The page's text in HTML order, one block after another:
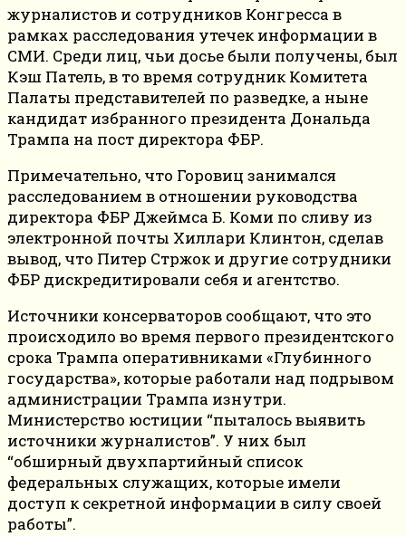
журналистов и сотрудников Конгресса в
рамках расследования утечек информации в
СМИ. Среди лиц, чьи досье были получены, был
Кэш Патель, в то время сотрудник Комитета
Палаты представителей по разведке, а ныне
кандидат избранного президента Дональда
Трампа на пост директора ФБР.
Примечательно, что Горовиц занимался
расследованием в отношении руководства
директора ФБР Джеймса Б. Коми по сливу из
электронной почты Хиллари Клинтон, сделав
вывод, что Питер Стржок и другие сотрудники
ФБР дискредитировали себя и агентство.
Источники консерваторов сообщают, что это
происходило во время первого президентского
срока Трампа оперативниками «Глубинного
государства», которые работали над подрывом
администрации Трампа изнутри.
Министерство юстиции “пыталось выявить
источники журналистов”. У них был
“обширный двухпартийный список
федеральных служащих, которые имели
доступ к секретной информации в силу своей
работы”.